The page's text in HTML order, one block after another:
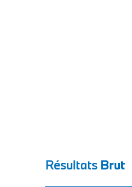
Résultats Brut